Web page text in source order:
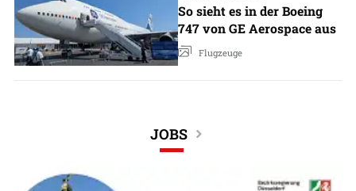
So sieht es in der Boeing
747 von GE Aerospace aus
Flugzeuge
JOBS